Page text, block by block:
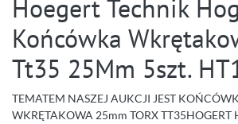
Hoegert Technik
Końcówka
Tt35 25Mm 5szt.
TEMATEM NASZEJ AUKCJI JEST
WKRĘTAKOWA 25mm TORX TT35HOGERT